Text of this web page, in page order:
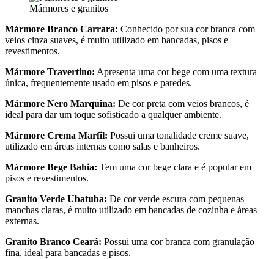
Mármores e granitos
Mármore Branco Carrara: Conhecido por sua cor branca com
veios cinza suaves, é muito utilizado em bancadas, pisos e
revestimentos.
Mármore Travertino: Apresenta uma cor bege com uma textura
única, frequentemente usado em pisos e paredes.
Mármore Nero Marquina: De cor preta com veios brancos, é
ideal para dar um toque sofisticado a qualquer ambiente.
Mármore Crema Marfil: Possui uma tonalidade creme suave,
utilizado em áreas internas como salas e banheiros.
Mármore Bege Bahia: Tem uma cor bege clara e é popular em
pisos e revestimentos.
Granito Verde Ubatuba: De cor verde escura com pequenas
manchas claras, é muito utilizado em bancadas de cozinha e áreas
externas.
Granito Branco Ceará: Possui uma cor branca com granulação
fina, ideal para bancadas e pisos.